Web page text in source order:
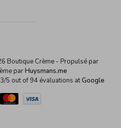
Boutique Crème - Propulsé par
parHuysmans.me
/5 out of94 évaluations atGoogle